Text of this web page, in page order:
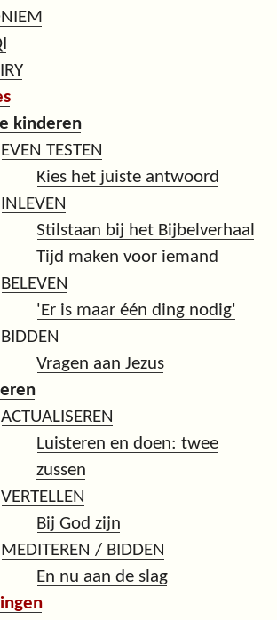
kinderen
EVEN TESTEN
Kies het juiste antwoord
INLEVEN
Stilstaan bij het Bijbelverhaal
Tijd maken voor iemand
BELEVEN
'Er is maar één ding nodig'
BIDDEN
Vragen aan Jezus
ACTUALISEREN
Luisteren en doen: twee
zussen
VERTELLEN
Bij God zijn
MEDITEREN / BIDDEN
En nu aan de slag